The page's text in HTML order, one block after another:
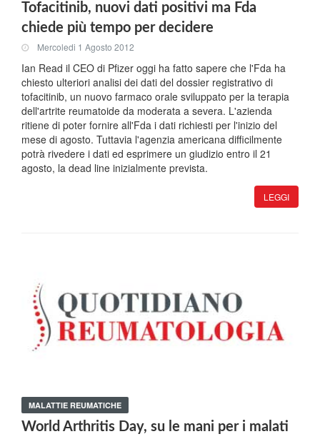
Tofacitinib, nuovi dati positivi ma Fda
chiede più tempo per decidere
Mercoledi 1 Agosto 2012
Ian Read il CEO di Pfizer oggi ha fatto sapere che l'Fda ha
chiesto ulteriori analisi dei dati del dossier registrativo di
tofacitinib, un nuovo farmaco orale sviluppato per la terapia
dell'artrite reumatoide da moderata a severa. L'azienda
ritiene di poter fornire all'Fda i dati richiesti per l'inizio del
mese di agosto. Tuttavia l'agenzia americana difficilmente
potrà rivedere i dati ed esprimere un giudizio entro il 21
agosto, la dead line inizialmente prevista.
LEGGI
MALATTIE REUMATICHE
World Arthritis Day, su le mani per i malati